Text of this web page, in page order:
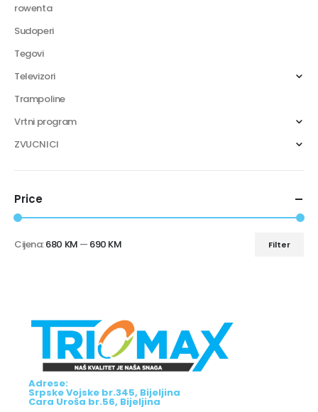
rowenta
Sudoperi
Tegovi
Televizori
Trampoline
Vrtni program
ZVUCNICI
Price
Filter
Cijena:680 KM — 690 KM
Adrese:
Srpske Vojske br.345, Bijeljina
Cara Uroša br.56, Bijeljina